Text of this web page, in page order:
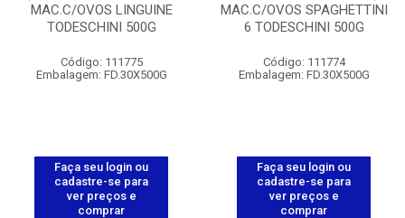
MAC.C/OVOS LINGUINE
TODESCHINI 500G
Código: 111775
Embalagem: FD.30X500G
Faça seu login ou
cadastre-se para
ver preços e
comprar
MAC.C/OVOS SPAGHETTINI
6 TODESCHINI 500G
Código: 111774
Embalagem: FD.30X500G
Faça seu login ou
cadastre-se para
ver preços e
comprar